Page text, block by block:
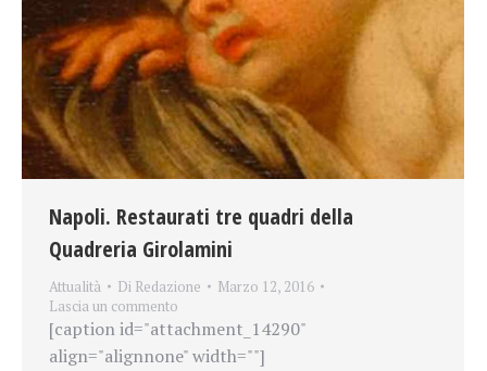
Napoli. Restaurati tre quadri della
Quadreria Girolamini
Attualità Di Redazione
Marzo 12, 2016
Lascia un commento
[caption id="attachment_14290"
align="alignnone" width=""]